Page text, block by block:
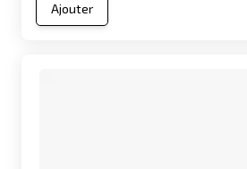
Ajouter